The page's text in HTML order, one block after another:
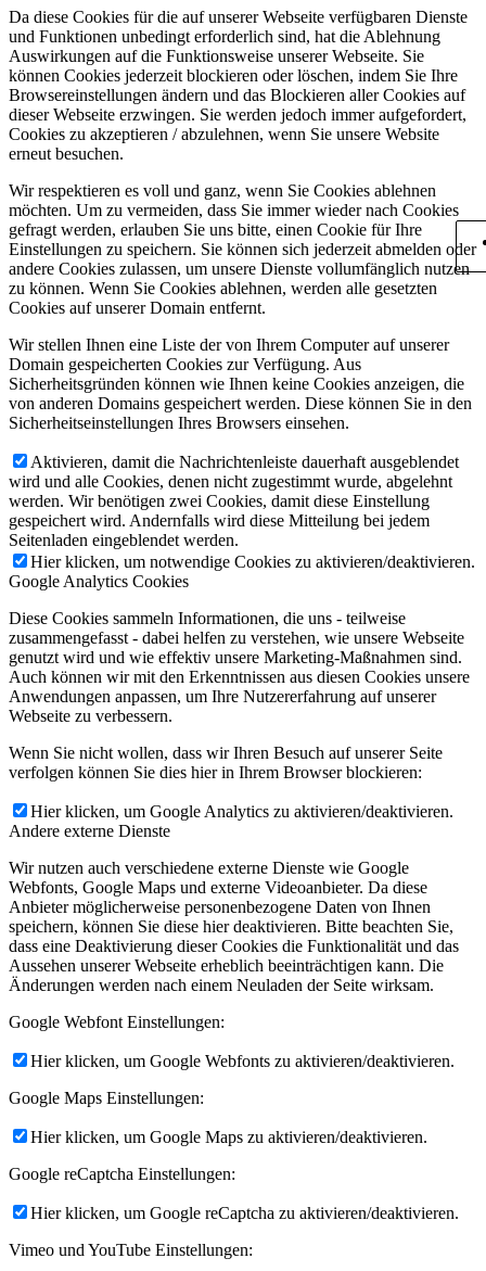
Da diese Cookies für die auf unserer Webseite verfügbaren Dienste
und Funktionen unbedingt erforderlich sind, hat die Ablehnung
Auswirkungen auf die Funktionsweise unserer Webseite. Sie
können Cookies jederzeit blockieren oder löschen, indem Sie Ihre
Browsereinstellungen ändern und das Blockieren aller Cookies auf
dieser Webseite erzwingen. Sie werden jedoch immer aufgefordert,
Cookies zu akzeptieren / abzulehnen, wenn Sie unsere Website
erneut besuchen.
Wir respektieren es voll und ganz, wenn Sie Cookies ablehnen
möchten. Um zu vermeiden, dass Sie immer wieder nach Cookies
gefragt werden, erlauben Sie uns bitte, einen Cookie für Ihre
Einstellungen zu speichern. Sie können sich jederzeit abmelden oder
andere Cookies zulassen, um unsere Dienste vollumfänglich nutzen
zu können. Wenn Sie Cookies ablehnen, werden alle gesetzten
Cookies auf unserer Domain entfernt.
Wir stellen Ihnen eine Liste der von Ihrem Computer auf unserer
Domain gespeicherten Cookies zur Verfügung. Aus
Sicherheitsgründen können wie Ihnen keine Cookies anzeigen, die
von anderen Domains gespeichert werden. Diese können Sie in den
Sicherheitseinstellungen Ihres Browsers einsehen.
Aktivieren, damit die Nachrichtenleiste dauerhaft ausgeblendet
wird und alle Cookies, denen nicht zugestimmt wurde, abgelehnt
werden. Wir benötigen zwei Cookies, damit diese Einstellung
gespeichert wird. Andernfalls wird diese Mitteilung bei jedem
Seitenladen eingeblendet werden.
Hier klicken, um notwendige Cookies zu aktivieren/deaktivieren.
Google Analytics Cookies
Diese Cookies sammeln Informationen, die uns - teilweise
zusammengefasst - dabei helfen zu verstehen, wie unsere Webseite
genutzt wird und wie effektiv unsere Marketing-Maßnahmen sind.
Auch können wir mit den Erkenntnissen aus diesen Cookies unsere
Anwendungen anpassen, um Ihre Nutzererfahrung auf unserer
Webseite zu verbessern.
Wenn Sie nicht wollen, dass wir Ihren Besuch auf unserer Seite
verfolgen können Sie dies hier in Ihrem Browser blockieren:
Hier klicken, um Google Analytics zu aktivieren/deaktivieren.
Andere externe Dienste
Wir nutzen auch verschiedene externe Dienste wie Google
Webfonts, Google Maps und externe Videoanbieter. Da diese
Anbieter möglicherweise personenbezogene Daten von Ihnen
speichern, können Sie diese hier deaktivieren. Bitte beachten Sie,
dass eine Deaktivierung dieser Cookies die Funktionalität und das
Aussehen unserer Webseite erheblich beeinträchtigen kann. Die
Änderungen werden nach einem Neuladen der Seite wirksam.
Google Webfont Einstellungen:
Hier klicken, um Google Webfonts zu aktivieren/deaktivieren.
Google Maps Einstellungen:
Hier klicken, um Google Maps zu aktivieren/deaktivieren.
Google reCaptcha Einstellungen:
Hier klicken, um Google reCaptcha zu aktivieren/deaktivieren.
Vimeo und YouTube Einstellungen: